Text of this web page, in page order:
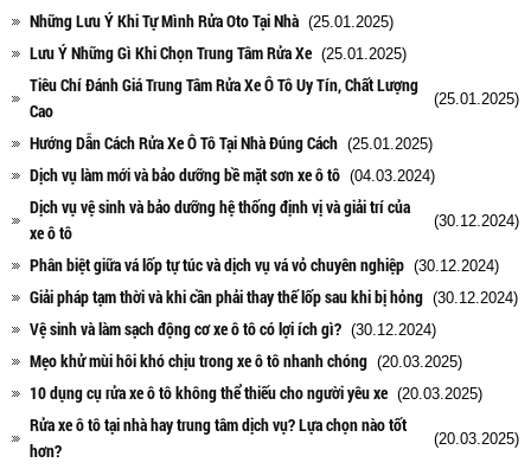
Những Lưu Ý Khi Tự Mình Rửa Oto Tại Nhà (25.01.2025)
Lưu Ý Những Gì Khi Chọn Trung Tâm Rửa Xe (25.01.2025)
Tiêu Chí Đánh Giá Trung Tâm Rửa Xe Ô Tô Uy Tín, Chất Lượng
Cao
(25.01.2025)
Hướng Dẫn Cách Rửa Xe Ô Tô Tại Nhà Đúng Cách (25.01.2025)
Dịch vụ làm mới và bảo dưỡng bề mặt sơn xe ô tô (04.03.2024)
Dịch vụ vệ sinh và bảo dưỡng hệ thống định vị và giải trí của
xe ô tô
(30.12.2024)
Phân biệt giữa vá lốp tự túc và dịch vụ vá vỏ chuyên nghiệp (30.12.2024)
Giải pháp tạm thời và khi cần phải thay thế lốp sau khi bị hỏng (30.12.2024)
Vệ sinh và làm sạch động cơ xe ô tô có lợi ích gì? (30.12.2024)
Mẹo khử mùi hôi khó chịu trong xe ô tô nhanh chóng (20.03.2025)
10 dụng cụ rửa xe ô tô không thể thiếu cho người yêu xe (20.03.2025)
Rửa xe ô tô tại nhà hay trung tâm dịch vụ? Lựa chọn nào tốt
hơn?
(20.03.2025)